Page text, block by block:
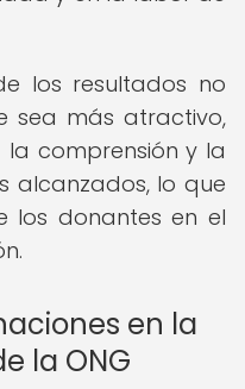
los resultados no
sea más atractivo,
comprensión y la
alcanzados, lo que
los donantes en el
en la
la ONG